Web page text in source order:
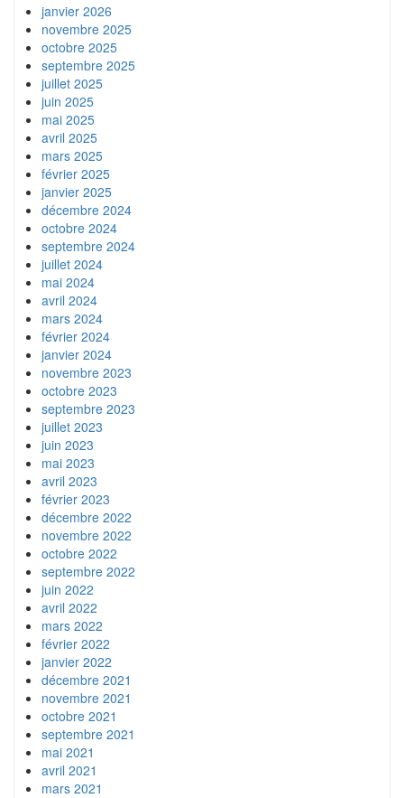
janvier 2026
novembre 2025
octobre 2025
septembre 2025
juillet 2025
juin 2025
mai 2025
avril 2025
mars 2025
février 2025
janvier 2025
décembre 2024
octobre 2024
septembre 2024
juillet 2024
mai 2024
avril 2024
mars 2024
février 2024
janvier 2024
novembre 2023
octobre 2023
septembre 2023
juillet 2023
juin 2023
mai 2023
avril 2023
février 2023
décembre 2022
novembre 2022
octobre 2022
septembre 2022
juin 2022
avril 2022
mars 2022
février 2022
janvier 2022
décembre 2021
novembre 2021
octobre 2021
septembre 2021
mai 2021
avril 2021
mars 2021